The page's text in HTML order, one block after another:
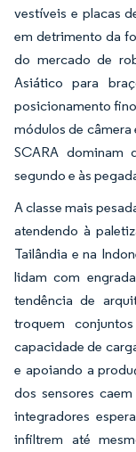
vestíveis e placas
em detrimento da
do mercado de
Asiático para
posicionamento
módulos de câmera
SCARA dominam
segundo e às
A classe mais
atendendo à
Tailândia e na
lidam com
tendência de
troquem
capacidade de
e apoiando a
dos sensores
integradores
infiltrem até